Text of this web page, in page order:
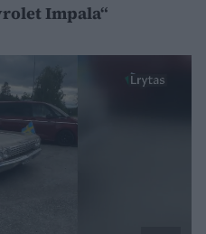
Impala“